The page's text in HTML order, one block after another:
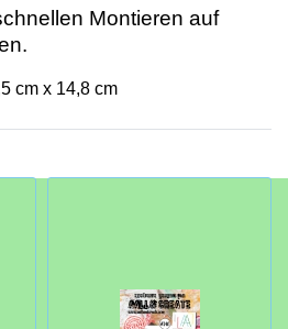
Montieren auf
cm x 14,8 cm